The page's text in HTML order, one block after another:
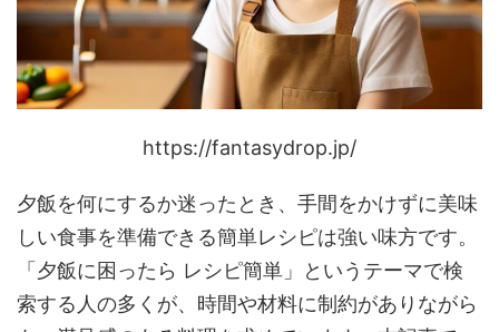
https://fantasydrop.jp/
夕飯を何にするか迷ったとき、手間をかけずに美味
しい食事を準備できる簡単レシピは強い味方です。
「夕飯に困ったら レシピ簡単」というテーマで検
索する人の多くが、時間や材料に制約がありながら